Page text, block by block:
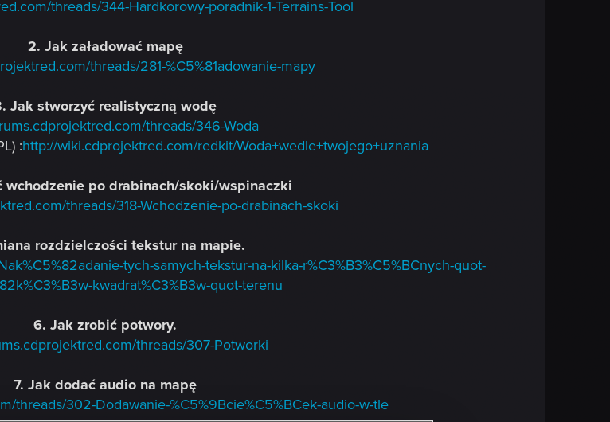
threads/344-Hardkorowy-poradnik-1-Terrains-Tool
2. Jak załadować mapę
threads/281-%C5%81adowanie-mapy
Jak stworzyć realistyczną wodę
threads/346-Woda
:http://wiki.cdprojektred.com/redkit/Woda+wedle+twojego+uznania
wchodzenie po drabinach/skoki/wspinaczki
threads/318-Wchodzenie-po-drabinach-skoki
rozdzielczości tekstur na mapie.
tych-samych-tekstur-na-kilka-r%C3%B3%C5%BCnych-quot-
kwadrat%C3%B3w-quot-terenu
6. Jak zrobić potwory.
threads/307-Potworki
7. Jak dodać audio na mapę
threads/302-Dodawanie-%C5%9Bcie%C5%BCek-audio-w-tle